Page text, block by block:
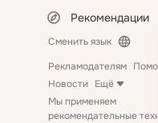
Рекомендации
Сменить язык
Рекламодателям
Новости Ещё
Мы применяем
рекомендательные